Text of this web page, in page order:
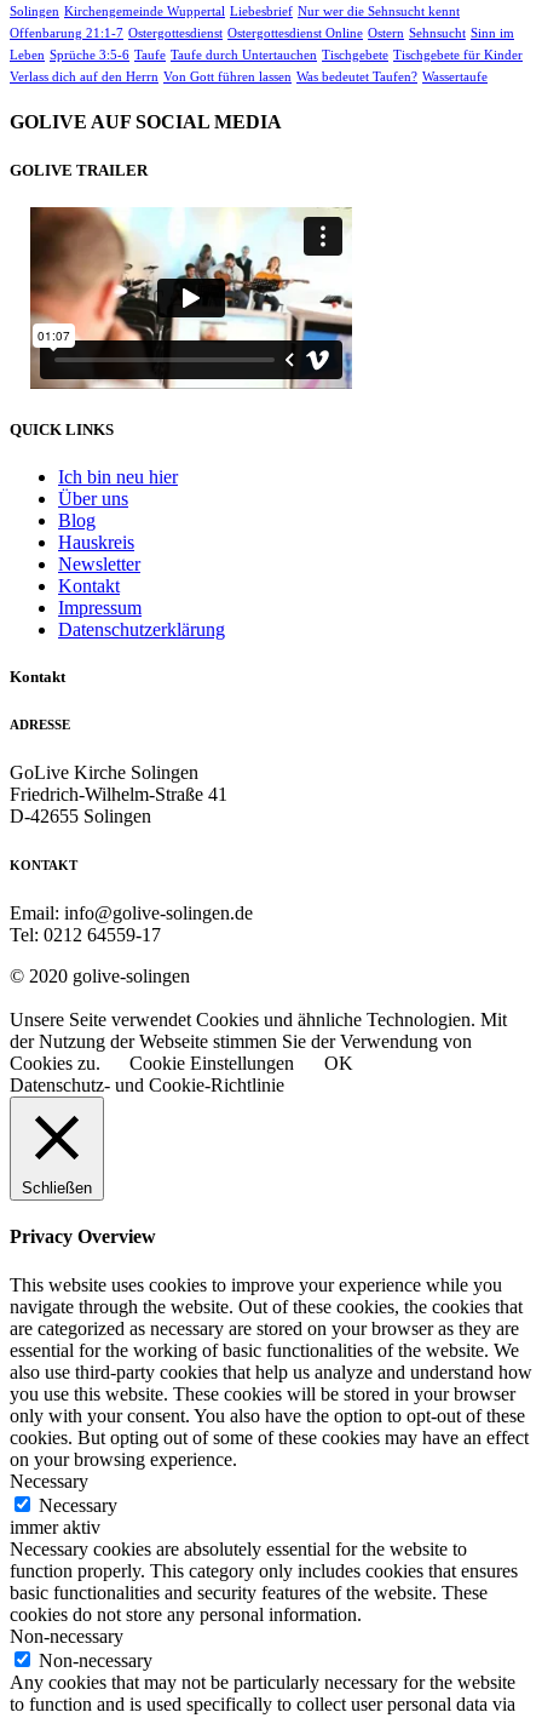
Solingen Kirchengemeinde Wuppertal Liebesbrief Nur wer die Sehnsucht kennt
Offenbarung 21:1-7 Ostergottesdienst Ostergottesdienst Online Ostern Sehnsucht Sinn im
Leben Sprüche 3:5-6 Taufe Taufe durch Untertauchen Tischgebete Tischgebete für Kinder
Verlass dich auf den Herrn Von Gott führen lassen Was bedeutet Taufen? Wassertaufe
GOLIVE AUF SOCIAL MEDIA
GOLIVE TRAILER
QUICK LINKS
Ich bin neu hier
Über uns
Blog
Hauskreis
Newsletter
Kontakt
Impressum
Datenschutzerklärung
Kontakt
ADRESSE
GoLive Kirche Solingen
Friedrich-Wilhelm-Straße 41
D-42655 Solingen
KONTAKT
Email: info@golive-solingen.de
Tel: 0212 64559-17
© 2020 golive-solingen
Unsere Seite verwendet Cookies und ähnliche Technologien. Mit
der Nutzung der Webseite stimmen Sie der Verwendung von
Cookies zu.
Cookie Einstellungen
OK
Datenschutz- und Cookie-Richtlinie
Schließen
Privacy Overview
This website uses cookies to improve your experience while you
navigate through the website. Out of these cookies, the cookies that
are categorized as necessary are stored on your browser as they are
essential for the working of basic functionalities of the website. We
also use third-party cookies that help us analyze and understand how
you use this website. These cookies will be stored in your browser
only with your consent. You also have the option to opt-out of these
cookies. But opting out of some of these cookies may have an effect
on your browsing experience.
Necessary
Necessary
immer aktiv
Necessary cookies are absolutely essential for the website to
function properly. This category only includes cookies that ensures
basic functionalities and security features of the website. These
cookies do not store any personal information.
Non-necessary
Non-necessary
Any cookies that may not be particularly necessary for the website
to function and is used specifically to collect user personal data via